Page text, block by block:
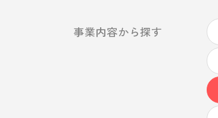
事業内容から探す